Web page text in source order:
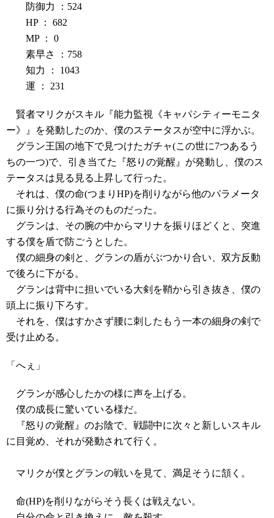
防御力 ：524
HP ： 682
MP ： 0
素早さ ：758
知力 ： 1043
運 ： 231
賢者マリクがスキル『能力監視《キャパシティーモニタ
ー》』を発動したのか、僕のステータスが空中に浮かぶ。
グラン王国の地下で見つけたガチャ(この世に7つあるう
ちの一つ)で、引き当てた『怒りの覚醒』が発動し、僕のス
テータスは見る見る上昇して行った。
それは、僕の命(つまりHP)を削りながら他のパラメータ
に振り分ける行為そのものだった。
グランは、その腕の中からマリナを振りほどくと、突進
する僕を盾で防ごうとした。
僕の細身の剣と、グランの盾がぶつかり合い、双方反動
で後ろに下がる。
グランは背中に担いでいる大剣を鞘から引き抜き、僕の
頭上に振り下ろす。
それを、僕はすかさず腰に刺したもう一本の細身の剣で
受け止める。
「へぇ」
グランが感心したかの様に声を上げる。
僕の成長に驚いている様だ。
『怒りの覚醒』のお陰で、戦闘中に次々と新しいスキル
に目覚め、それが発動されて行く。
マリクが僕とグランの戦いを見て、満足そうに頷く。
命(HP)を削りながらそう長くは戦えない。